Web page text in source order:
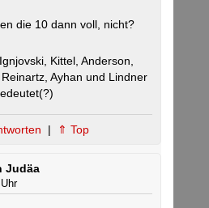
die 10 dann voll, nicht?
Kittel, Anderson,
Ayhan und Lindner
| ⇑ Top
Judäa